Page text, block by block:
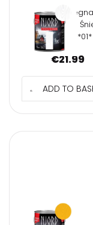
NJORD
drewna 2,5l
północy *01*
€21.99
ADD TO